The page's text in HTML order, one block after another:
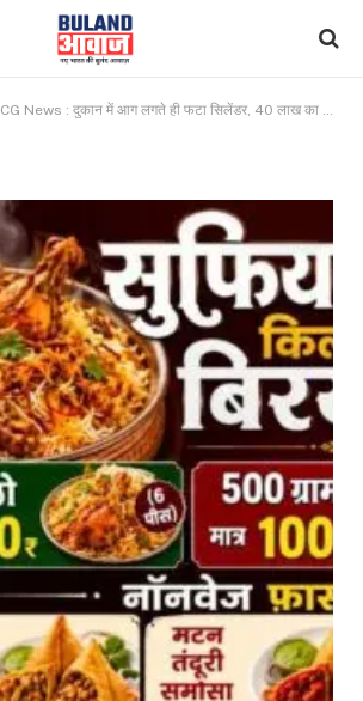
CG News : दुकान में आग लगते ही फटा सिलेंडर, 40 लाख का सामान खाक